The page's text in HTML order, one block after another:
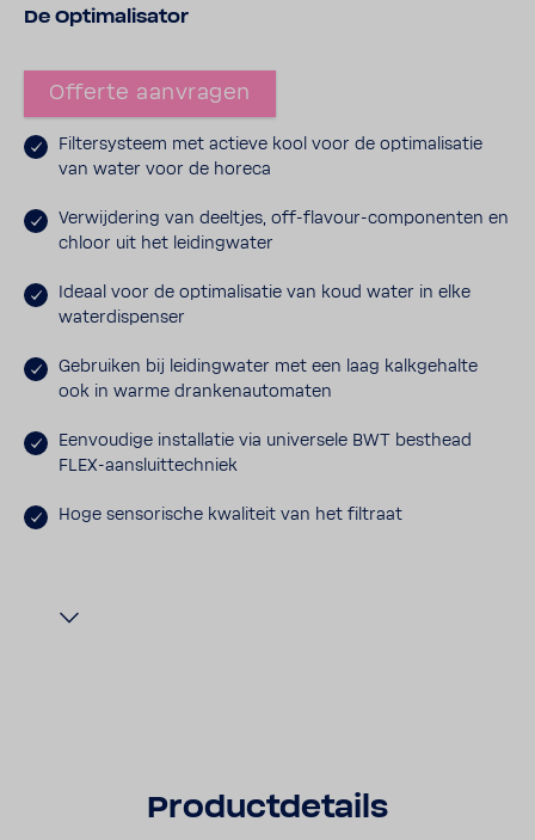
De Opti­ma­li­sator
Offerte aanvragen
Filter­sys­teem met actieve kool voor de opti­ma­li­satie
van water voor de horeca
Verwij­de­ring van deel­tjes, off-​flavour-componenten en
chloor uit het leiding­water
Ideaal voor de opti­ma­li­satie van koud water in elke
water­dis­penser
Gebruiken bij leiding­water met een laag kalk­ge­halte
ook in warme dran­ken­au­to­maten
Eenvou­dige instal­latie via univer­sele BWT besthead
FLEX-​aansluittechniek
Hoge senso­ri­sche kwali­teit van het filtraat
Product­de­tails